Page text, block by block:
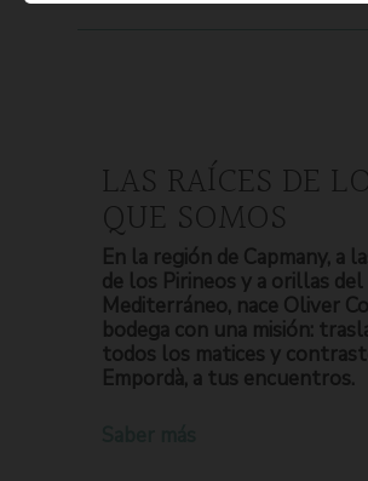
LAS RAÍCES DE
QUE SOMOS
En la región de Capmany, a
de los Pirineos y a orillas del
Mediterráneo, nace Oliver
bodega con una misión:
todos los matices y
Empordà, a tus encuentros.